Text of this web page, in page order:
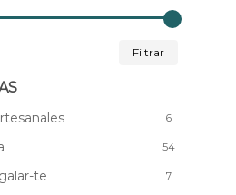
Filtrar
6
54
te 7